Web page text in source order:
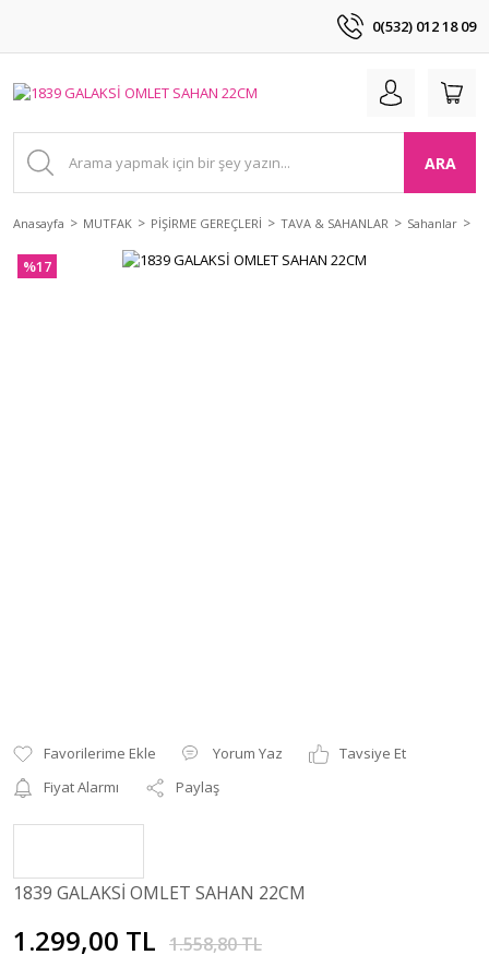
0(532) 012 18 09
ARA
Anasayfa MUTFAK PİŞİRME GEREÇLERİ TAVA & SAHANLAR Sahanlar
%17
Yorum Yaz
Tavsiye Et
Fiyat Alarmı
Paylaş
1839 GALAKSİ OMLET SAHAN 22CM
1.299,00 TL 1.558,80 TL